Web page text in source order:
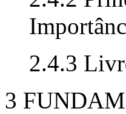
2.4.3
3